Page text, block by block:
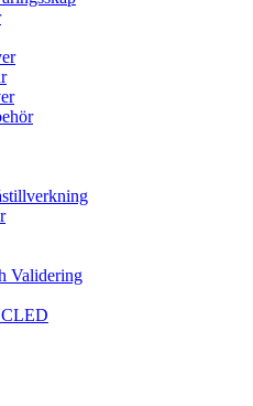
Validering